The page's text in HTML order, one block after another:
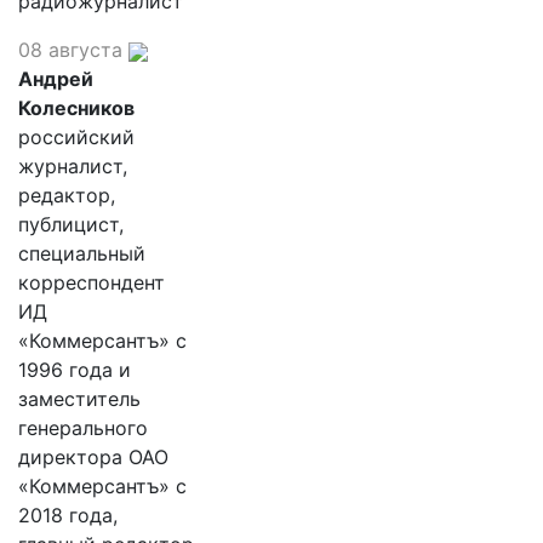
08 августа
Андрей
Колесников
российский
журналист,
редактор,
публицист,
специальный
корреспондент
ИД
«Коммерсантъ» с
1996 года и
заместитель
генерального
директора ОАО
«Коммерсантъ» с
2018 года,